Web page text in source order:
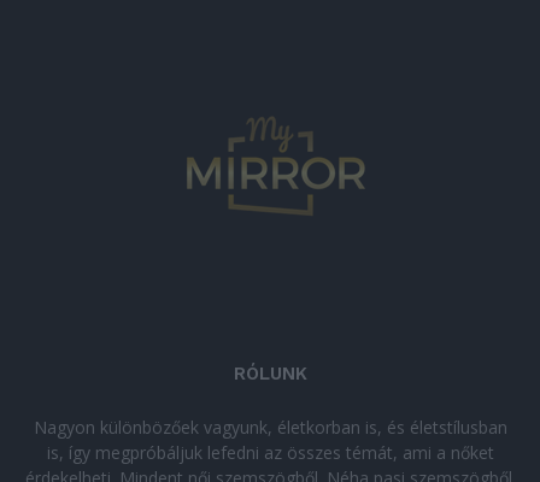
RÓLUNK
Nagyon különbözőek vagyunk, életkorban is, és életstílusban
is, így megpróbáljuk lefedni az összes témát, ami a nőket